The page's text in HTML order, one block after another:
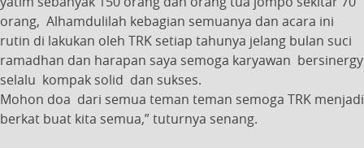
orang, Alhamdulilah kebagian semuanya dan acara ini
rutin di lakukan oleh TRK setiap tahunya jelang bulan suci
ramadhan dan harapan saya semoga karyawan bersinergy
selalu kompak solid dan sukses.
Mohon doa dari semua teman teman semoga TRK menjadi
berkat buat kita semua,” tuturnya senang.